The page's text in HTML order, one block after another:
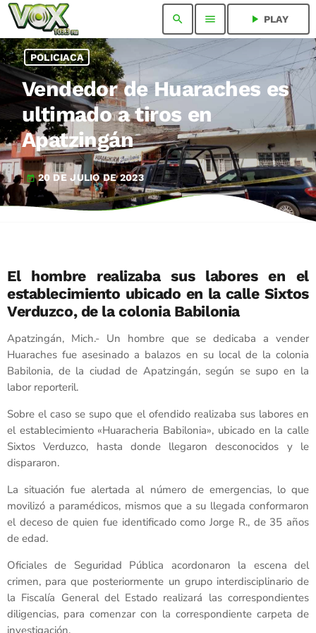
search menu play_arrow PLAY
POLICIACA
Vendedor de Huaraches es
ultimado a tiros en
Apatzingán
today 20 DE JULIO DE 2023
El hombre realizaba sus labores en el
establecimiento ubicado en la calle Sixtos
Verduzco, de la colonia Babilonia
Apatzingán, Mich.- Un hombre que se dedicaba a vender
Huaraches fue asesinado a balazos en su local de la colonia
Babilonia, de la ciudad de Apatzingán, según se supo en la
labor reporteril.
Sobre el caso se supo que el ofendido realizaba sus labores en
el establecimiento «Huaracheria Babilonia», ubicado en la calle
Sixtos Verduzco, hasta donde llegaron desconocidos y le
dispararon.
La situación fue alertada al número de emergencias, lo que
movilizó a paramédicos, mismos que a su llegada conformaron
el deceso de quien fue identificado como Jorge R., de 35 años
de edad.
Oficiales de Seguridad Pública acordonaron la escena del
crimen, para que posteriormente un grupo interdisciplinario de
la Fiscalía General del Estado realizará las correspondientes
diligencias, para comenzar con la correspondiente carpeta de